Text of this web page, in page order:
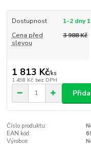
Dostupnost
1-2 dny
Cena před
slevou
3 988 Kč
1 813 Kč/ks
1 498 Kč bez DPH
Číslo produktu:
EAN kód:
Výrobce: